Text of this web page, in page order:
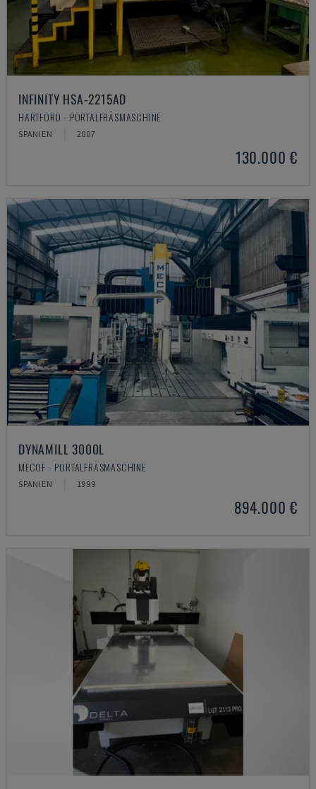
INFINITY HSA-2215AD
HARTFORD - PORTALFRÄSMASCHINE
SPANIEN 2007
130.000 €
DYNAMILL 3000L
MECOF - PORTALFRÄSMASCHINE
SPANIEN 1999
894.000 €